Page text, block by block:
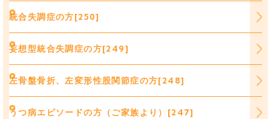
統合失調症の方[250]
妄想型統合失調症の方[249]
左骨盤骨折、左変形性股関節症の方[248]
うつ病エピソードの方（ご家族より）[247]